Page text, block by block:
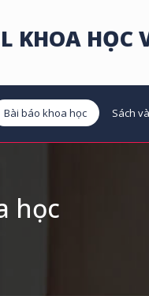
KHOA HỌC
Bài báo khoa học Sách
học